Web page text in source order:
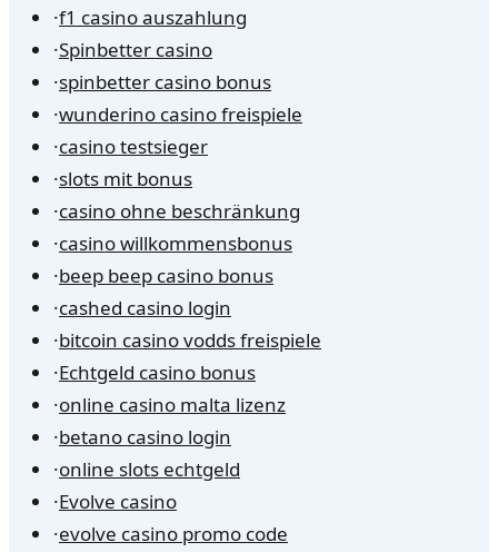
·f1 casino auszahlung
·Spinbetter casino
·spinbetter casino bonus
·wunderino casino freispiele
·casino testsieger
·slots mit bonus
·casino ohne beschränkung
·casino willkommensbonus
·beep beep casino bonus
·cashed casino login
·bitcoin casino vodds freispiele
·Echtgeld casino bonus
·online casino malta lizenz
·betano casino login
·online slots echtgeld
·Evolve casino
·evolve casino promo code